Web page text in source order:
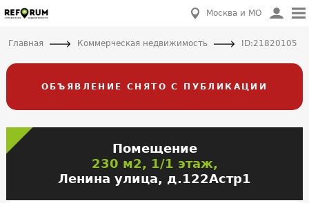
Москва и МО
Главная Коммерческая недвижимость ID:21820105
ОБЪЯВЛЕНИЕ СНЯТО С ПУБЛИКАЦИИ
Помещение
230 м2, 1/1 этаж,
Ленина улица, д.122Астр1